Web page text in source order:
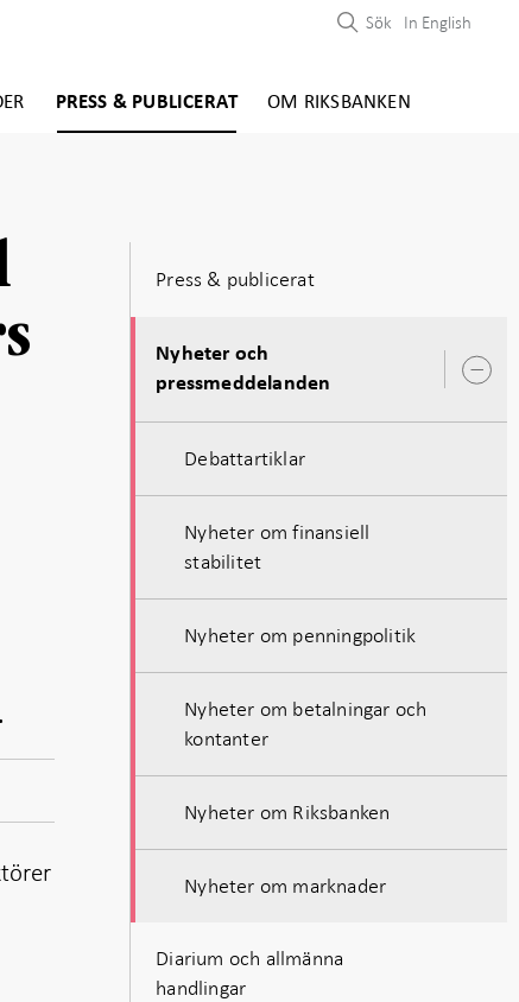
PRESS & PUBLICERAT OM RIKSBANKEN
Sök In English
Press & publicerat
Nyheter och
pressmeddelanden
Debattartiklar
Nyheter om finansiell
stabilitet
Nyheter om penningpolitik
Nyheter om betalningar och
kontanter
Nyheter om Riksbanken
Nyheter om marknader
Diarium och allmänna
handlingar